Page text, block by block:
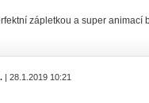
zápletkou a super
| 28.1.2019 10:21